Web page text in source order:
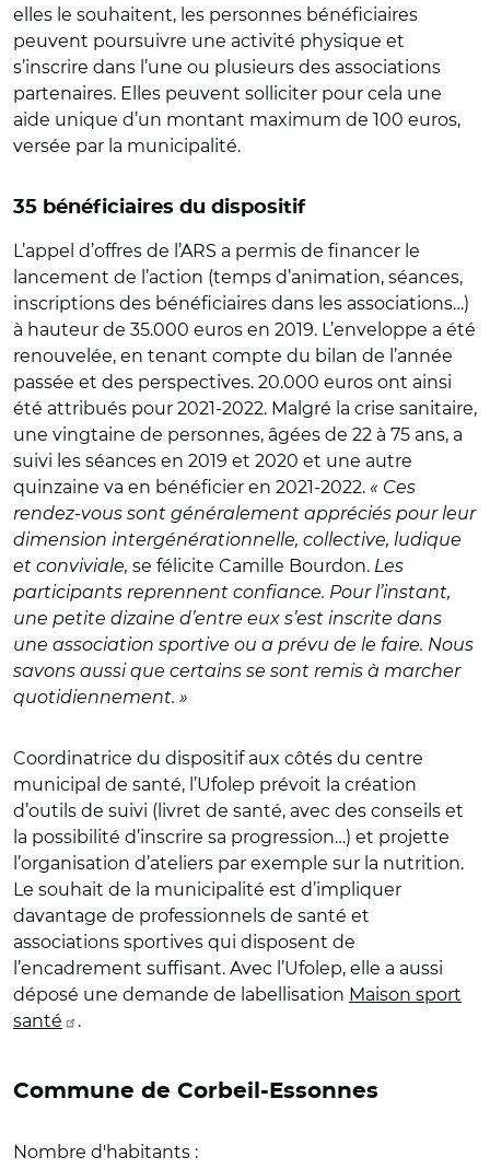
elles le souhaitent, les personnes bénéficiaires
peuvent poursuivre une activité physique et
s’inscrire dans l’une ou plusieurs des associations
partenaires. Elles peuvent solliciter pour cela une
aide unique d’un montant maximum de 100 euros,
versée par la municipalité.
35 bénéficiaires du dispositif
L’appel d’offres de l’ARS a permis de financer le
lancement de l’action (temps d’animation, séances,
inscriptions des bénéficiaires dans les associations…)
à hauteur de 35.000 euros en 2019. L’enveloppe a été
renouvelée, en tenant compte du bilan de l’année
passée et des perspectives. 20.000 euros ont ainsi
été attribués pour 2021-2022. Malgré la crise sanitaire,
une vingtaine de personnes, âgées de 22 à 75 ans, a
suivi les séances en 2019 et 2020 et une autre
quinzaine va en bénéficier en 2021-2022. « Ces
rendez-vous sont généralement appréciés pour leur
dimension intergénérationnelle, collective, ludique
et conviviale, se félicite Camille Bourdon. Les
participants reprennent confiance. Pour l’instant,
une petite dizaine d’entre eux s’est inscrite dans
une association sportive ou a prévu de le faire. Nous
savons aussi que certains se sont remis à marcher
quotidiennement. »
Coordinatrice du dispositif aux côtés du centre
municipal de santé, l’Ufolep prévoit la création
d’outils de suivi (livret de santé, avec des conseils et
la possibilité d’inscrire sa progression…) et projette
l’organisation d’ateliers par exemple sur la nutrition.
Le souhait de la municipalité est d’impliquer
davantage de professionnels de santé et
associations sportives qui disposent de
l’encadrement suffisant. Avec l’Ufolep, elle a aussi
déposé une demande de labellisation Maison sport
santé
.
Commune de Corbeil-Essonnes
Nombre d'habitants :